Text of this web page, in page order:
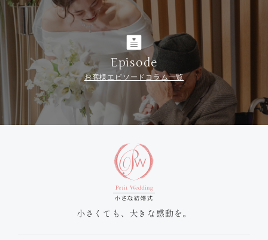
Episode
お客様エピソードコラム一覧
小さくても、大きな感動を。